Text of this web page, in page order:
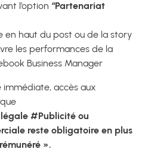
l’option “Partenariat
en haut du post ou de la story
les performances de la
Business Manager
immédiate, accès aux
#Publicité ou
reste obligatoire en plus
».